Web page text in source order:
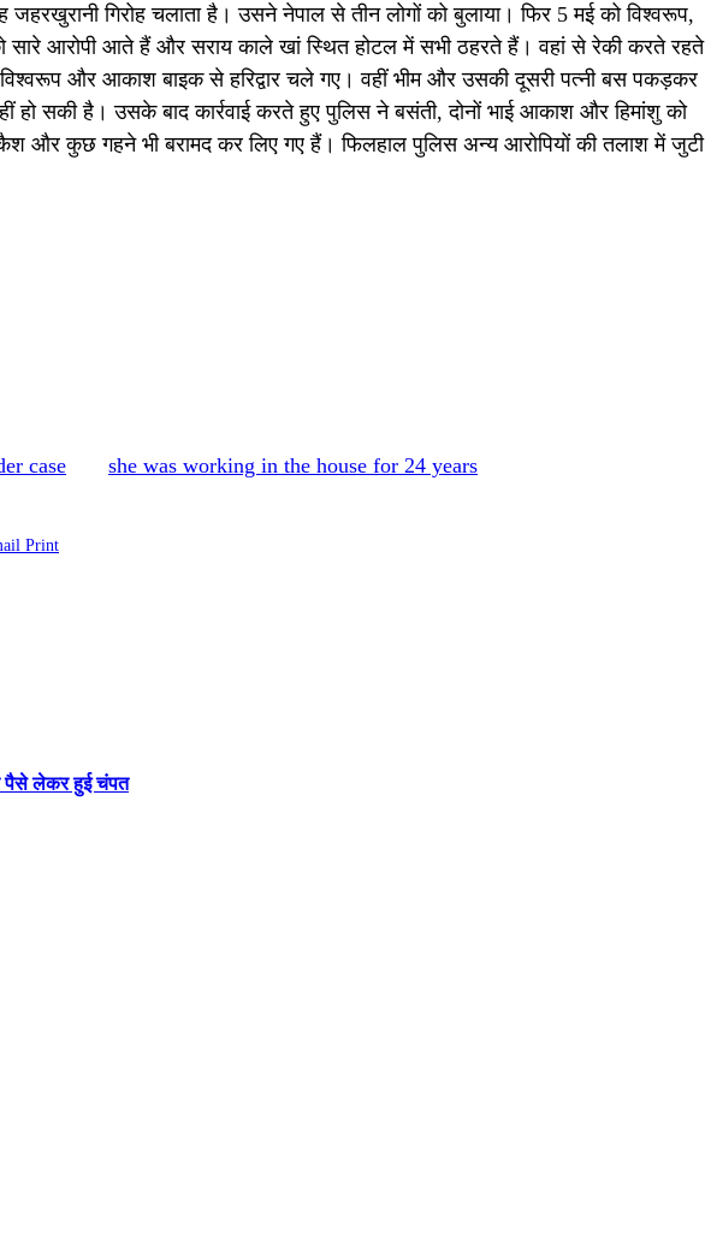
जहरखुरानी गिरोह चलाता है। उसने नेपाल से तीन लोगों को बुलाया। फिर 5 मई को विश्वरूप,
आरोपी आते हैं और सराय काले खां स्थित होटल में सभी ठहरते हैं। वहां से रेकी करते रहते
और आकाश बाइक से हरिद्वार चले गए। वहीं भीम और उसकी दूसरी पत्नी बस पकड़कर
सकी है। उसके बाद कार्रवाई करते हुए पुलिस ने बसंती, दोनों भाई आकाश और हिमांशु को
और कुछ गहने भी बरामद कर लिए गए हैं। फिलहाल पुलिस अन्य आरोपियों की तलाश में जुटी
case
she was working in the house for 24 years
Print
पैसे लेकर हुई चंपत